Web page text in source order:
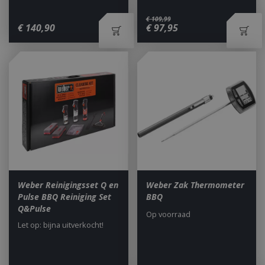
€ 140,90
€ 109,99
€ 97,95
Weber Reinigingsset Q en
Pulse BBQ Reiniging Set
Q&Pulse
Let op: bijna uitverkocht!
Weber Zak Thermometer
BBQ
Op voorraad
Google LLC
.bbqkopen.nl